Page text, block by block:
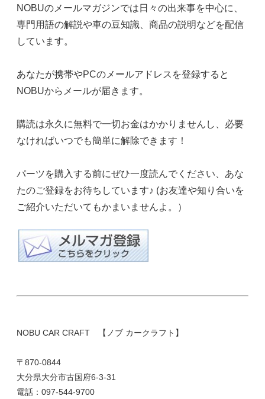
NOBUのメールマガジンでは日々の出来事を中心に、
専門用語の解説や車の豆知識、商品の説明などを配信
しています。
あなたが携帯やPCのメールアドレスを登録すると
NOBUからメールが届きます。
購読は永久に無料で一切お金はかかりませんし、必要
なければいつでも簡単に解除できます！
パーツを購入する前にぜひ一度読んでください、あな
たのご登録をお待ちしています♪ (お友達や知り合いを
ご紹介いただいてもかまいませんよ。）
NOBU CAR CRAFT 【ノブ カークラフト】
〒870-0844
大分県大分市古国府6-3-31
電話：097-544-9700